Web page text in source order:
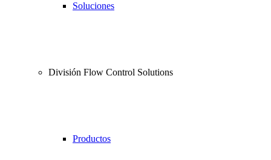
Soluciones
División Flow Control Solutions
Productos